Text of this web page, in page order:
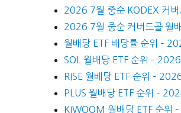
2026 7월 중순 KODEX 커버
2026 7월 중순 커버드콜 월
월배당 ETF 배당률 순위 –
SOL 월배당 ETF 순위 –
RISE 월배당 ETF 순위 –
PLUS 월배당 ETF 순위 –
KIWOOM 월배당 ETF 순위